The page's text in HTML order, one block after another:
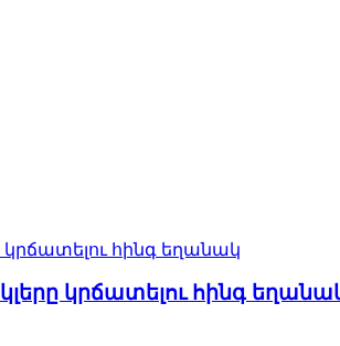
կրճատելու հինգ